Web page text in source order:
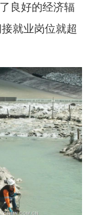
良好的经济辐
就业岗位就超